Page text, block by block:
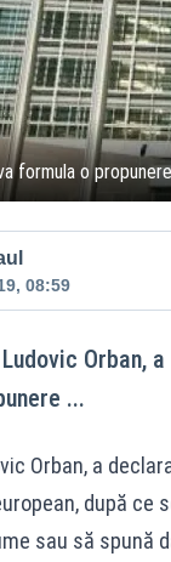
formula o
08:59
Orban,
...
Orban, a
după ce
sau să spună